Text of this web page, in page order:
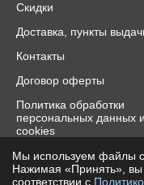
Скидки
Доставка, пункты
Контакты
Договор оферты
Политика обработки
персональных данных и
cookies
2014-2026 ©
e-mail:
Мы используем файлы
Нажимая «Принять», вы
соответствии с